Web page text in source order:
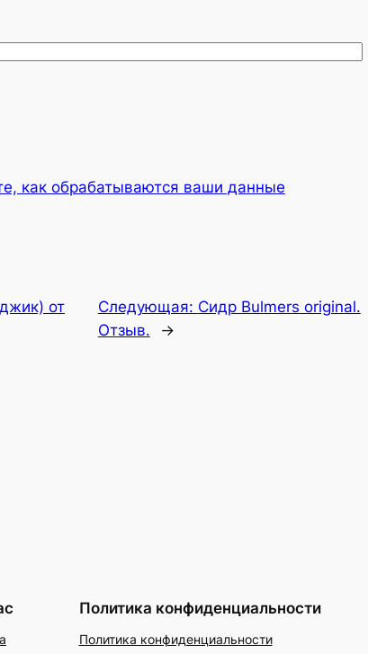
как обрабатываются ваши данные
от
Следующая: Сидр Bulmers original.
Отзыв.
→
Политика конфиденциальности
Политика конфиденциальности